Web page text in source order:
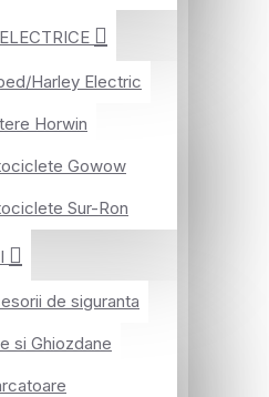
Harley Electric
Horwin
Gowow
Sur-Ron
de siguranta
si Ghiozdane